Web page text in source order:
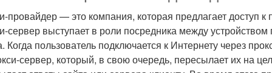
провайдер — это компания, которая предлагает доступ
сервер выступает в роли посредника между
Когда пользователь подключается к Интернету через
сервер, который, в свою очередь, пересылает их на